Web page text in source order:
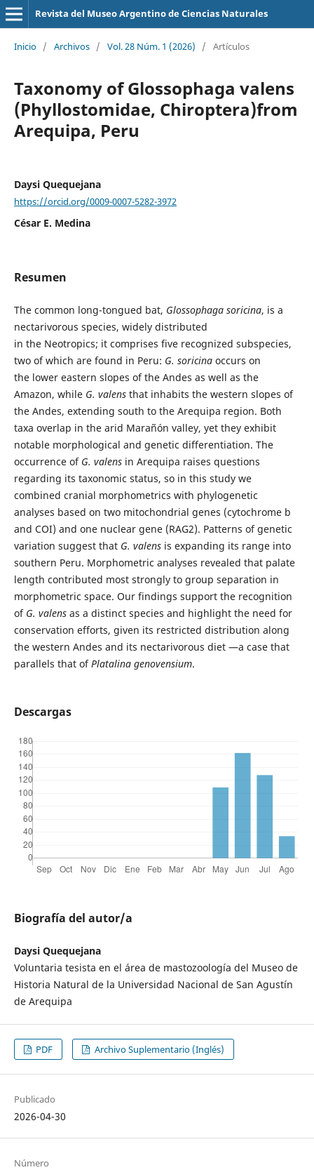
Revista del Museo Argentino de Ciencias Naturales
Inicio / Archivos / Vol. 28 Núm. 1 (2026) / Artículos
Taxonomy of Glossophaga valens
(Phyllostomidae, Chiroptera)from
Arequipa, Peru
Daysi Quequejana
https://orcid.org/0009-0007-5282-3972
César E. Medina
Resumen
The common long-tongued bat, Glossophaga soricina, is a
nectarivorous species, widely distributed
in the Neotropics; it comprises five recognized subspecies,
two of which are found in Peru: G. soricinaoccurs on
the lower eastern slopes of the Andes as well as the
Amazon, while G. valensthat inhabits the western slopes of
the Andes, extending south to the Arequipa region. Both
taxa overlap in the arid Marañón valley, yet they exhibit
notable morphological and genetic differentiation. The
occurrence of G. valensin Arequipa raises questions
regarding its taxonomic status, so in this study we
combined cranial morphometrics with phylogenetic
analyses based on two mitochondrial genes (cytochrome b
and COI) and one nuclear gene (RAG2). Patterns of genetic
variation suggest that G. valensis expanding its range into
southern Peru. Morphometric analyses revealed that palate
length contributed most strongly to group separation in
morphometric space. Our findings support the recognition
of G. valensas a distinct species and highlight the need for
conservation efforts, given its restricted distribution along
the western Andes and its nectarivorous diet —a case that
parallels that ofPlatalina genovensium.
Descargas
Biografía del autor/a
Daysi Quequejana
Voluntaria tesista en el área de mastozoología del Museo de
Historia Natural de la Universidad Nacional de San Agustín
de Arequipa
PDF Archivo Suplementario (Inglés)
Publicado
2026-04-30
Número